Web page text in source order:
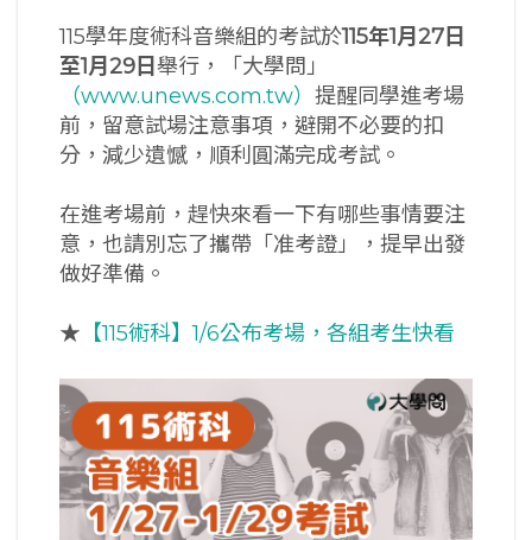
115學年度術科音樂組的考試於115年1月27 日
至1月29 日 舉行，「大學問」
（www.unews.com.tw） 提醒同學進考場
前，留意試場注意事項，避開不必要的扣
分，減少遺憾，順利圓滿完成考試。
在進考場前，趕快來看一下有哪些事情要注
意，也請別忘了攜帶「准考證」，提早出發
做好準備。
★ 【115術科】1/6公布考場，各組考生快看